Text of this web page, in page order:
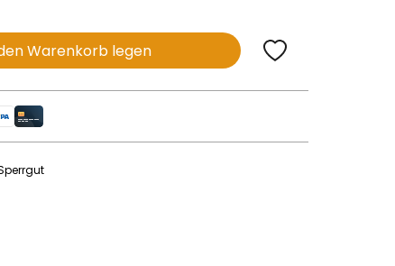
Warenkorb legen